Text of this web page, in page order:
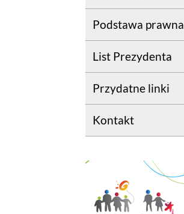
Podstawa prawna
List Prezydenta
Przydatne linki
Kontakt